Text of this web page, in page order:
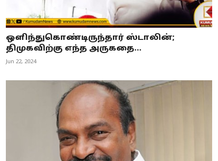
ஒளிந்துகொண்டிருந்தார் ஸ்டாலின்;
திமுகவிற்கு எந்த அருகதை...
Jun 22, 2024